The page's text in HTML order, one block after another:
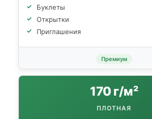
Буклеты
Открытки
Приглашения
Премиум
170 г/м²
ПЛОТНАЯ